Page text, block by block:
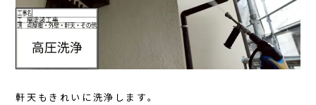
軒天もきれいに洗浄します。